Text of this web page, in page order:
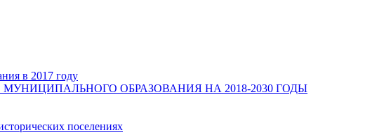
в 2017 году
ОБРАЗОВАНИЯ НА 2018-2030 ГОДЫ
поселениях